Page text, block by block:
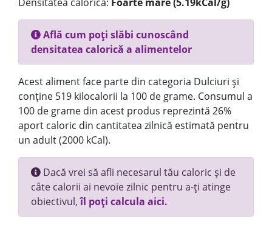
Află cum poți slăbi cunoscând
densitatea calorică a alimentelor
Acest aliment face parte din categoria Dulciuri și
conține 519 kilocalorii la 100 de grame. Consumul a
100 de grame din acest produs reprezintă 26%
aport caloric din cantitatea zilnică estimată pentru
un adult (2000 kCal).
Dacă vrei să afli necesarul tău caloric și de
câte calorii ai nevoie zilnic pentru a-ți atinge
obiectivul,îl poți calcula aici.